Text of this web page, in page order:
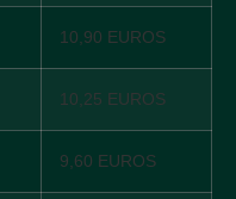
10,90 EUROS
10,25 EUROS
9,60 EUROS